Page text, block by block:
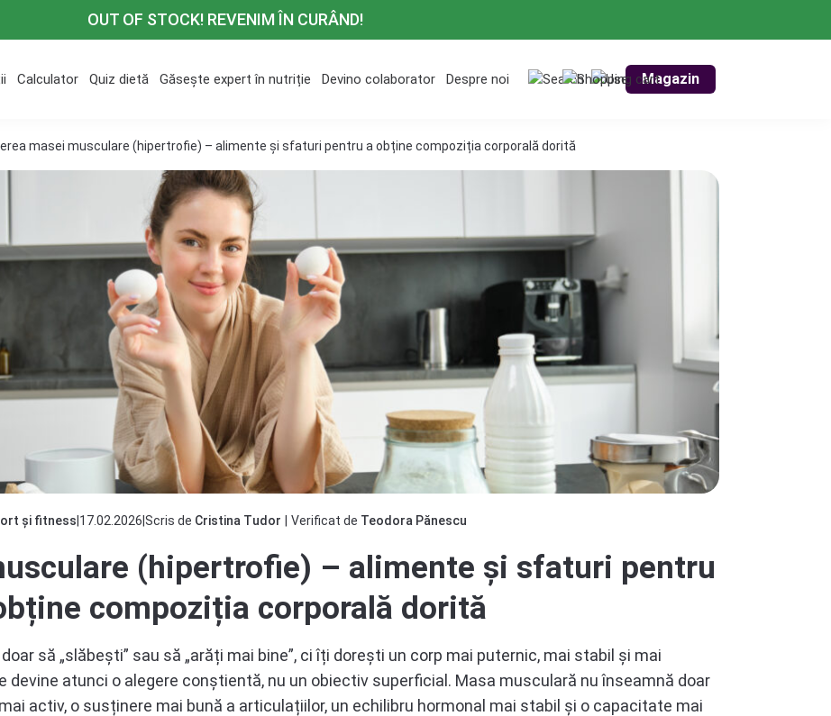
OUT OF STOCK! REVENIM ÎN CURÂND!
Calculator Quiz dietă Găsește expert în nutriție Devino colaborator Despre noi Magazin
masei musculare (hipertrofie) – alimente și sfaturi pentru a obține compoziția corporală dorită
și fitness 17.02.2026 Scris de Cristina Tudor Verificat de Teodora Pănescu
(hipertrofie) – alimente și sfaturi pentru
compoziția corporală dorită
să „slăbești” sau să „arăți mai bine”, ci îți dorești un corp mai puternic, mai stabil și mai
atunci o alegere conștientă, nu un obiectiv superficial. Masa musculară nu înseamnă doar
mai activ, o susținere mai bună a articulațiilor, un echilibru hormonal mai stabil și o capacitate mai